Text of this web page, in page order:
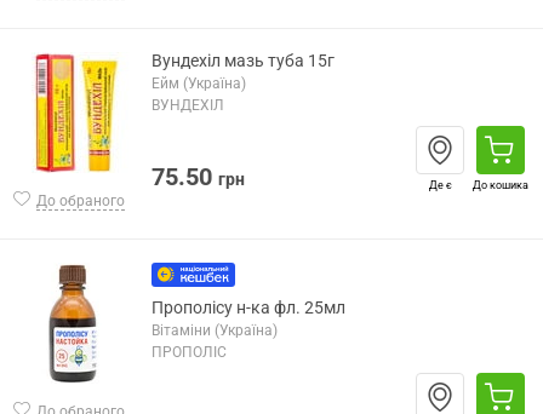
До обраного
Вундехіл мазь туба 15г
Ейм (Україна)
ВУНДЕХІЛ
75.50 грн Де є До кошика
Прополісу н-ка фл. 25мл
Вітаміни (Україна)
ПРОПОЛІС